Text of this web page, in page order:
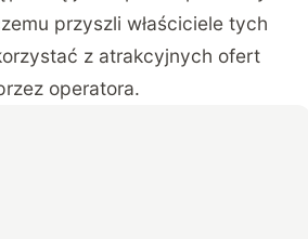
przyszli właściciele tych
z atrakcyjnych ofert
operatora.